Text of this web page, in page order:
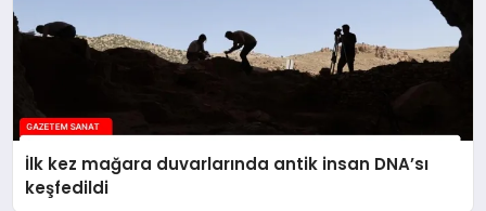
İlk kez mağara duvarlarında antik insan DNA’sı
keşfedildi